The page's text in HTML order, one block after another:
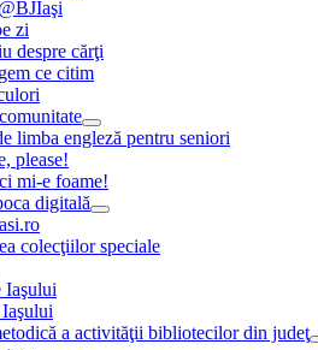
zi
despre cărţi
ce citim
limba engleză pentru seniori
please!
mi-e foame!
digitală
colecţiilor speciale
Iaşului
a activităţii bibliotecilor din judeţ